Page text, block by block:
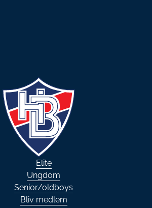
Elite
Ungdom
Senior/oldboys
Bliv medlem